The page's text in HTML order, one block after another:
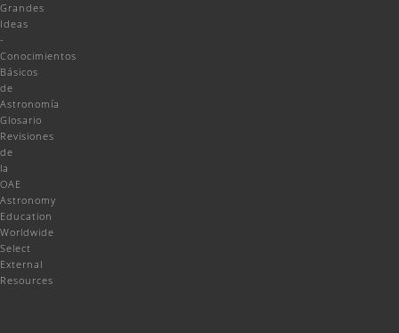
Grandes
Ideas
-
Conocimientos
Básicos
de
Astronomía
Glosario
Revisiones
de
la
OAE
Astronomy
Education
Worldwide
Select
External
Resources